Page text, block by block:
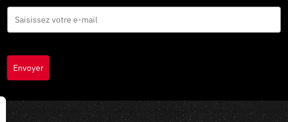
Envoyer